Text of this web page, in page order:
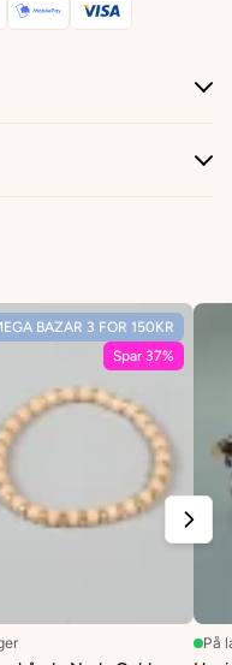
BAZAR 3 FOR 150KR
Spar 37%
På